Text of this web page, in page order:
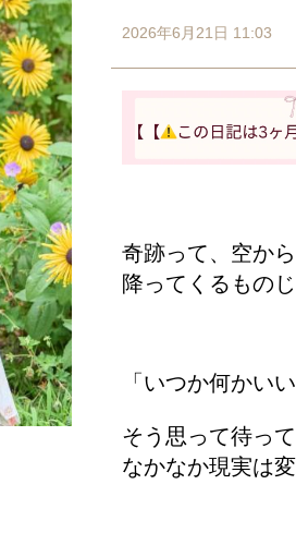
2026年6月21日 11:03
奇跡って、空か
降ってくるもの
「いつか何かい
そう思って待っ
なかなか現実は